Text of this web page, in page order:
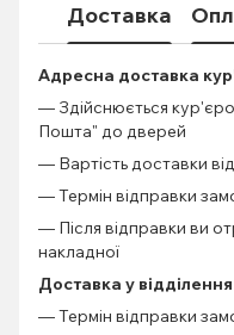
Доставка
Адресна доставка
— Здійснюється
Пошта" до дверей
— Вартість доставки
— Термін відправки
— Після відправки ви
накладної
Доставка у
— Термін відправки